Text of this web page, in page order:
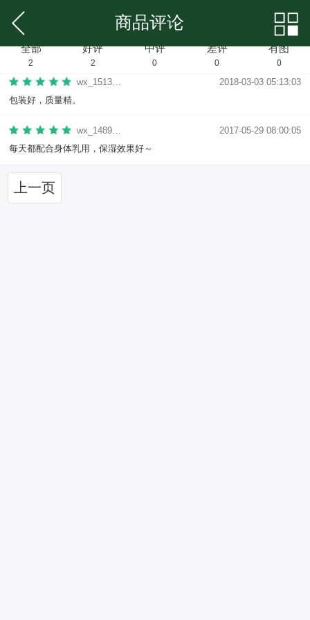
商品评论
全部
2
好评
2
中评
0
差评
0
有图
0
wx_151332906448
2018-03-03 05:13:03
包装好，质量精。
wx_148914693773
2017-05-29 08:00:05
每天都配合身体乳用，保湿效果好～
上一页